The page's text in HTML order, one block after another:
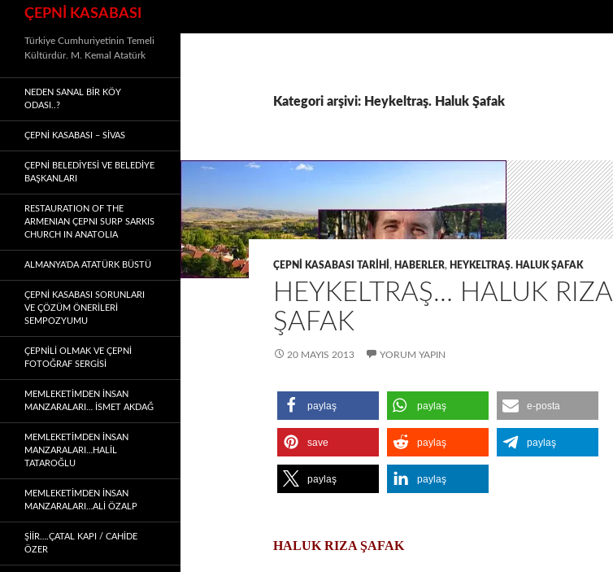
ÇEPNİ KASABASI
Kategori arşivi: Heykeltraş. Haluk Şafak
ÇEPNI KASABASI TARIHI , HABERLER, HEYKELTRAŞ. HALUK ŞAFAK
HEYKELTRAŞ… HALUK RIZA
ŞAFAK
20 MAYIS 2013 YORUM YAPIN
paylaş paylaş e-posta
save paylaş paylaş
paylaş paylaş
HALUK RIZA ŞAFAK
Türkiye Cumhuriyetinin Temeli
Kültürdür. M. Kemal Atatürk
NEDEN SANAL BIR KÖY
ODASI..?
ÇEPNİ KASABASI – SIVAS
ÇEPNİ BELEDİYESİ VE BELEDİYE
BAŞKANLARI
RESTAURATION OF THE
ARMENIAN ÇEPNI SURP SARKIS
CHURCH IN ANATOLIA
ALMANYA’DA ATATÜRK BÜSTÜ
ÇEPNİ KASABASI SORUNLARI
VE ÇÖZÜM ÖNERİLERİ
SEMPOZYUMU
ÇEPNİLİ OLMAK VE ÇEPNİ
FOTOĞRAF SERGİSİ
MEMLEKETIMDEN INSAN
MANZARALARI… İSMET AKDAĞ
MEMLEKETIMDEN INSAN
MANZARALARI…HALİL
TATAROĞLU
MEMLEKETIMDEN INSAN
MANZARALARI…ALİ ÖZALP
ŞİİR….ÇATAL KAPI / CAHİDE
ÖZER